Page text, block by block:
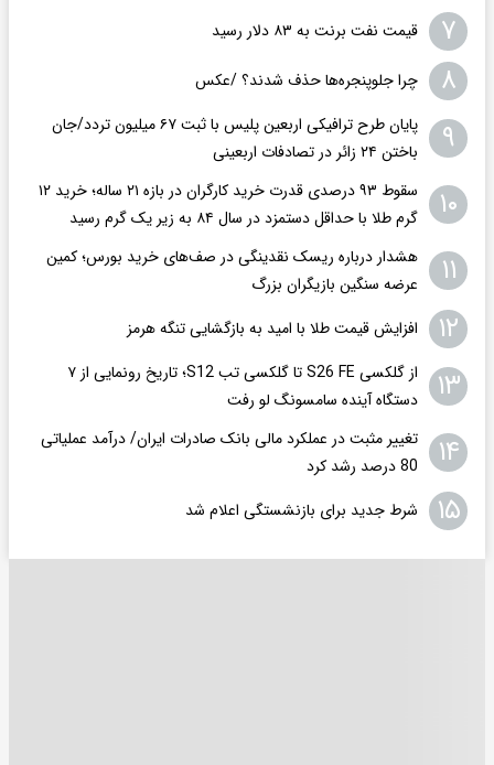
۷ قیمت نفت برنت به ۸۳ دلار رسید
۸ چرا جلوپنجره‌ها حذف شدند؟ /عکس
۹
پایان طرح ترافیکی اربعین پلیس با ثبت ۶۷ میلیون تردد/جان
باختن ۲۴ زائر در تصادفات اربعینی
۱۰
سقوط ۹۳ درصدی قدرت خرید کارگران در بازه ۲۱ ساله؛ خرید ۱۲
گرم طلا با حداقل دستمزد در سال ۸۴ به زیر یک گرم رسید
۱۱
هشدار درباره ریسک نقدینگی در صف‌های خرید بورس؛ کمین
عرضه سنگین بازیگران بزرگ
۱۲ افزایش قیمت طلا با امید به بازگشایی تنگه هرمز
۱۳
از گلکسی S26 FE تا گلکسی تب S12؛ تاریخ رونمایی از ۷
دستگاه آینده سامسونگ لو رفت
۱۴
تغییر مثبت در عملکرد مالی بانک صادرات ایران/ درآمد عملیاتی
80 درصد رشد کرد
۱۵ شرط جدید برای بازنشستگی اعلام شد